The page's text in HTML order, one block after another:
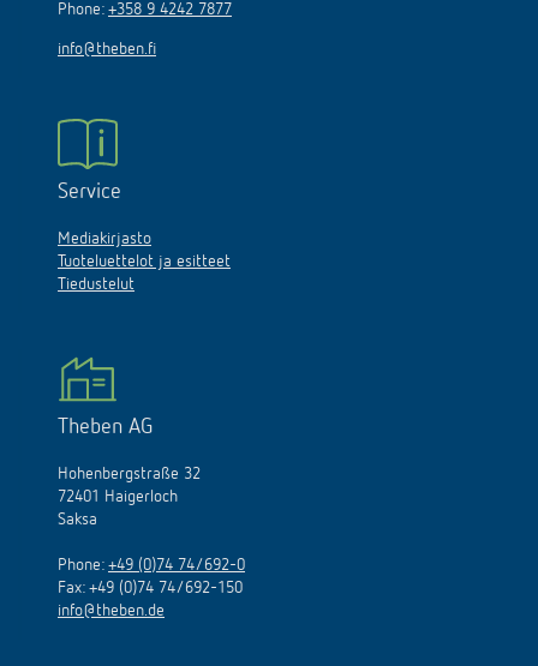
Phone: +358 9 4242 7877
info@theben.fi
Service
Mediakirjasto
Tuoteluettelot ja esitteet
Tiedustelut
Theben AG
Hohenbergstraße 32
72401 Haigerloch
Saksa
Phone: +49 (0)74 74/692-0
Fax: +49 (0)74 74/692-150
info@theben.de